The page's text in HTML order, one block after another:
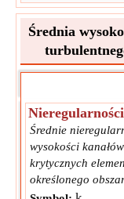
Średnia
Średnie
wysokości
krytycznych
określonego